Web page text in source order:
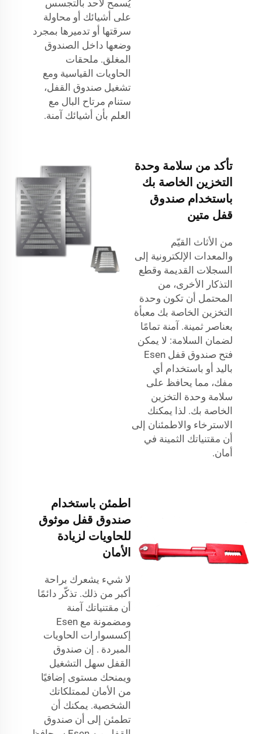
يُسمح لأحد بالتجسس
على أشيائك أو محاولة
سرقتها أو تدميرها بمجرد
وضعها داخل الصندوق
المغلق. ملحقات
الحاويات القياسية ومع
تشغيل صندوق القفل،
ستنام مرتاح البال مع
العلم بأن أشيائك آمنة.
تأكد من سلامة وحدة
التخزين الخاصة بك
باستخدام صندوق
قفل متين
من الأثاث القيّم
والمعدات الإلكترونية إلى
السجلات القديمة وقطع
التذكار الأخرى، من
المحتمل أن تكون وحدة
التخزين الخاصة بك معبأة
بعناصر ثمينة. آمنة تمامًا
لضمان السلامة: لا يمكن
فتح صندوق قفل Esen
باليد أو باستخدام أي
مفك، مما يحافظ على
سلامة وحدة التخزين
الخاصة بك. لذا يمكنك
الاسترخاء والاطمئنان إلى
أن مقتنياتك الثمينة في
أمان.
اطمئن باستخدام
صندوق قفل موثوق
للحاويات لزيادة
الأمان
لا شيء يشعرك براحة
أكبر من ذلك. تذكّر دائمًا
أن مقتنياتك آمنة
ومضمونة مع Esen
إكسسوارات الحاويات
المبردة . إن صندوق
القفل سهل التشغيل
ويمنحك مستوى إضافيًا
من الأمان لممتلكاتك
الشخصية. يمكنك أن
تطمئن إلى أن صندوق